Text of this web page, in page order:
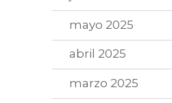
mayo 2025
abril 2025
marzo 2025